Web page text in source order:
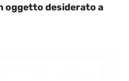
oggetto desiderato a